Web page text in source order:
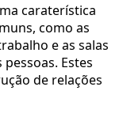
caraterística
como as
e as salas
Estes
de relações